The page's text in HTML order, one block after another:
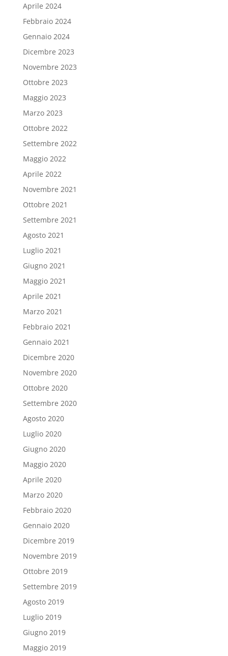
Aprile 2024
Febbraio 2024
Gennaio 2024
Dicembre 2023
Novembre 2023
Ottobre 2023
Maggio 2023
Marzo 2023
Ottobre 2022
Settembre 2022
Maggio 2022
Aprile 2022
Novembre 2021
Ottobre 2021
Settembre 2021
Agosto 2021
Luglio 2021
Giugno 2021
Maggio 2021
Aprile 2021
Marzo 2021
Febbraio 2021
Gennaio 2021
Dicembre 2020
Novembre 2020
Ottobre 2020
Settembre 2020
Agosto 2020
Luglio 2020
Giugno 2020
Maggio 2020
Aprile 2020
Marzo 2020
Febbraio 2020
Gennaio 2020
Dicembre 2019
Novembre 2019
Ottobre 2019
Settembre 2019
Agosto 2019
Luglio 2019
Giugno 2019
Maggio 2019